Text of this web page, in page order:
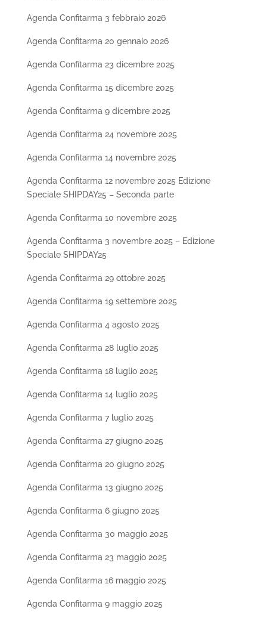
Agenda Confitarma 3 febbraio 2026
Agenda Confitarma 20 gennaio 2026
Agenda Confitarma 23 dicembre 2025
Agenda Confitarma 15 dicembre 2025
Agenda Confitarma 9 dicembre 2025
Agenda Confitarma 24 novembre 2025
Agenda Confitarma 14 novembre 2025
Agenda Confitarma 12 novembre 2025 Edizione
Speciale SHIPDAY25 – Seconda parte
Agenda Confitarma 10 novembre 2025
Agenda Confitarma 3 novembre 2025 – Edizione
Speciale SHIPDAY25
Agenda Confitarma 29 ottobre 2025
Agenda Confitarma 19 settembre 2025
Agenda Confitarma 4 agosto 2025
Agenda Confitarma 28 luglio 2025
Agenda Confitarma 18 luglio 2025
Agenda Confitarma 14 luglio 2025
Agenda Confitarma 7 luglio 2025
Agenda Confitarma 27 giugno 2025
Agenda Confitarma 20 giugno 2025
Agenda Confitarma 13 giugno 2025
Agenda Confitarma 6 giugno 2025
Agenda Confitarma 30 maggio 2025
Agenda Confitarma 23 maggio 2025
Agenda Confitarma 16 maggio 2025
Agenda Confitarma 9 maggio 2025